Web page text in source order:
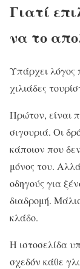
Γιατί
να το
Υπάρχει λόγος
χιλιάδες
Πρώτον, είναι
σιγουριά. Οι
κάποιον που
μόνος του.
οδηγούς για
διαδρομή.
κλάδο.
Η ιστοσελίδα
σχεδόν κάθε